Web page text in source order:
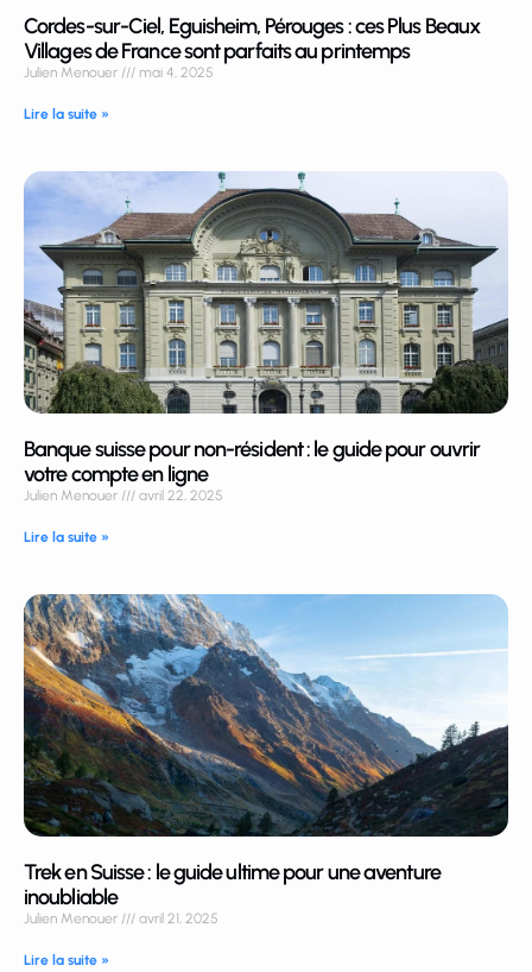
Cordes-sur-Ciel, Eguisheim, Pérouges : ces Plus Beaux
Villages de France sont parfaits au printemps
Julien Menouer mai 4, 2025
Lire la suite »
Banque suisse pour non-résident : le guide pour ouvrir
votre compte en ligne
Julien Menouer avril 22, 2025
Lire la suite »
Trek en Suisse : le guide ultime pour une aventure
inoubliable
Julien Menouer avril 21, 2025
Lire la suite »